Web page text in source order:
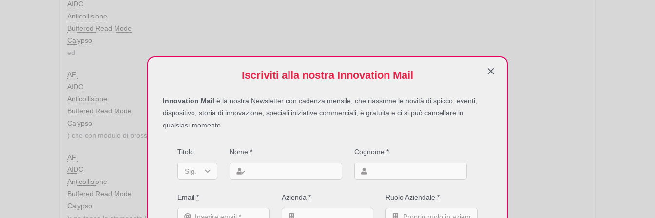
AIDC
Anticollisione
Buffered Read Mode
Calypso
ed
AFI
AIDC
Anticollisione
Buffered Read Mode
Calypso
) che con modulo di prossimità RFID UHF EPC (standard
AFI
AIDC
Anticollisione
Buffered Read Mode
Calypso
Iscriviti alla nostra Innovation Mail
Innovation Mail è la nostra Newsletter con cadenza mensile, che riassume le novità di spicco: eventi,
dispositivo, storia di innovazione, speciali iniziative commerciali; è gratuita e ci si può cancellare in
qualsiasi momento.
Titolo Nome * Cognome *
Email* Azienda * Ruolo Aziendale *